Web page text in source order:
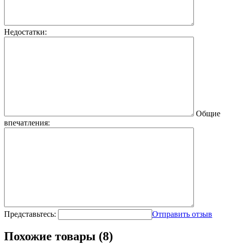
Недостатки:
Общие
впечатления:
Представьтесь: Отправить отзыв
Похожие товары (8)